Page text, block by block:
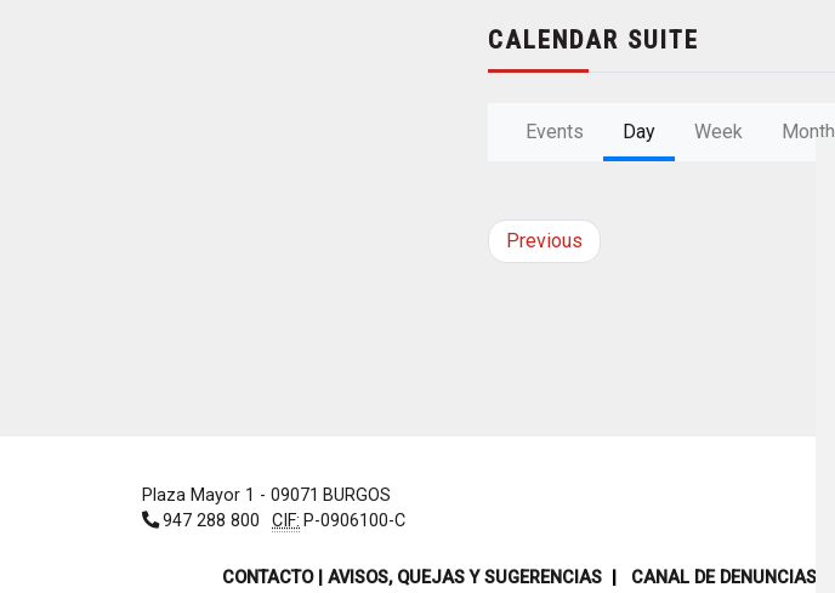
CALENDAR SUITE
Events Day Week Month
Previous
Plaza Mayor 1 - 09071 BURGOS
947 288 800
CIF: P-0906100-C
CONTACTO | AVISOS, QUEJAS Y SUGERENCIAS CANAL DE DENUNCIAS